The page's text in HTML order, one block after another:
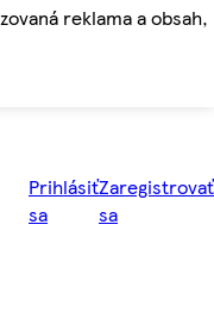
reklama a obsah,
Prihlásiť
sa
Zaregistrovať
sa